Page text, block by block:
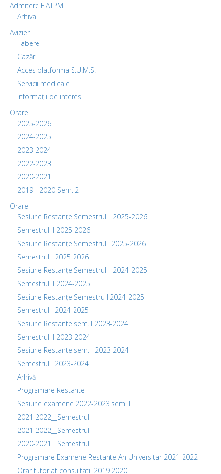
Admitere FIATPM
Arhiva
Avizier
Tabere
Cazări
Acces platforma S.U.M.S.
Servicii medicale
Informații de interes
Orare
2025-2026
2024-2025
2023-2024
2022-2023
2020-2021
2019 - 2020 Sem. 2
Orare
Sesiune Restanțe Semestrul II 2025-2026
Semestrul II 2025-2026
Sesiune Restanțe Semestrul I 2025-2026
Semestrul I 2025-2026
Sesiune Restanțe Semestrul II 2024-2025
Semestrul II 2024-2025
Sesiune Restanțe Semestru I 2024-2025
Semestrul I 2024-2025
Sesiune Restante sem.II 2023-2024
Semestrul II 2023-2024
Sesiune Restante sem. I 2023-2024
Semestrul I 2023-2024
Arhivă
Programare Restante
Sesiune examene 2022-2023 sem. II
2021-2022__Semestrul I
2021-2022__Semestrul I
2020-2021__Semestrul I
Programare Examene Restante An Universitar 2021-2022
Orar tutoriat consultatii 2019 2020